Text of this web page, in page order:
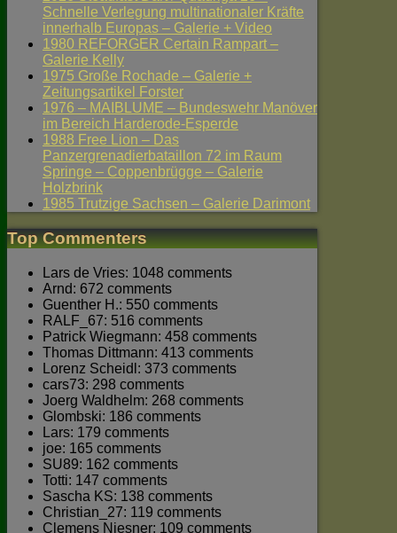
Schnelle Verlegung multinationaler Kräfte
innerhalb Europas – Galerie + Video
1980 REFORGER Certain Rampart –
Galerie Kelly
1975 Große Rochade – Galerie +
Zeitungsartikel Forster
1976 – MAIBLUME – Bundeswehr Manöver
im Bereich Harderode-Esperde
1988 Free Lion – Das
Panzergrenadierbataillon 72 im Raum
Springe – Coppenbrügge – Galerie
Holzbrink
1985 Trutzige Sachsen – Galerie Darimont
Top Commenters
Lars de Vries: 1048 comments
Arnd: 672 comments
Guenther H.: 550 comments
RALF_67: 516 comments
Patrick Wiegmann: 458 comments
Thomas Dittmann: 413 comments
Lorenz Scheidl: 373 comments
cars73: 298 comments
Joerg Waldhelm: 268 comments
Glombski: 186 comments
Lars: 179 comments
joe: 165 comments
SU89: 162 comments
Totti: 147 comments
Sascha KS: 138 comments
Christian_27: 119 comments
Clemens Niesner: 109 comments